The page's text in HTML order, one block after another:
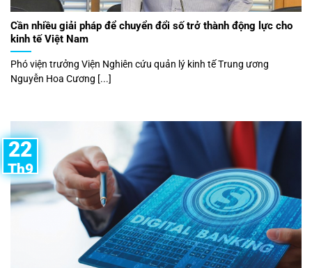
Cần nhiều giải pháp để chuyển đổi số trở thành động lực cho
kinh tế Việt Nam
Phó viện trưởng Viện Nghiên cứu quản lý kinh tế Trung ương
Nguyễn Hoa Cương [...]
22
Th9